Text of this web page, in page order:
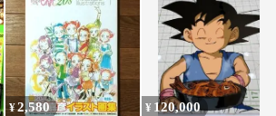
AMADA
¥2,580 ¥ 120,000